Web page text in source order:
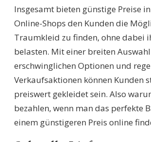
Insgesamt bieten günstige Preise
Online-Shops den Kunden die
Traumkleid zu finden, ohne dabei
belasten. Mit einer breiten
erschwinglichen Optionen und
Verkaufsaktionen können Kunden
preiswert gekleidet sein. Also
bezahlen, wenn man das perfekte
einem günstigeren Preis online